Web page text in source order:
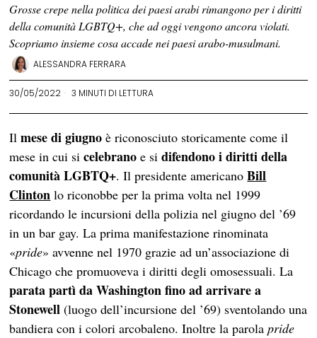
Grosse crepe nella politica dei paesi arabi rimangono per i diritti
della comunità LGBTQ+, che ad oggi vengono ancora violati.
Scopriamo insieme cosa accade nei paesi arabo-musulmani.
ALESSANDRA FERRARA
30/05/2022 3 MINUTI DI LETTURA
Ilmese di giugno è riconosciuto storicamente come il
mese in cui sicelebrano e sidifendono i diritti della
comunità LGBTQ+. Il presidente americanoBill
Clinton lo riconobbe per la prima volta nel 1999
ricordando le incursioni della polizia nel giugno del ’69
in un bar gay. La prima manifestazione rinominata
«pride» avvenne nel 1970 grazie ad un’associazione di
Chicago che promuoveva i diritti degli omosessuali. La
parata partì da Washington fino ad arrivare a
Stonewell(luogo dell’incursione del ’69) sventolando una
bandiera con i colori arcobaleno. Inoltre la parolapride